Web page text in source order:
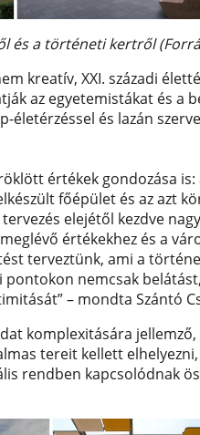
és a történeti kertről
kreatív, XXI. századi
az egyetemistákat és a
és lazán
értékek gondozása
főépület és az azt
elejétől kezdve
értékekhez és a
terveztünk, ami a
nemcsak
– mondta Szántó
komplexitására
tereit kellett
rendben kapcsolódnak